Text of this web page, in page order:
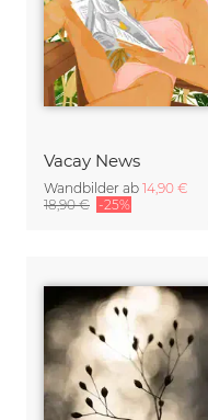
Vacay News
Wandbilder ab 14,90 €
18,90 € -25%